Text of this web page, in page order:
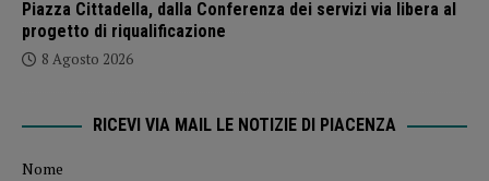
Piazza Cittadella, dalla Conferenza dei servizi via libera al
progetto di riqualificazione
8 Agosto 2026
RICEVI VIA MAIL LE NOTIZIE DI PIACENZA
Nome